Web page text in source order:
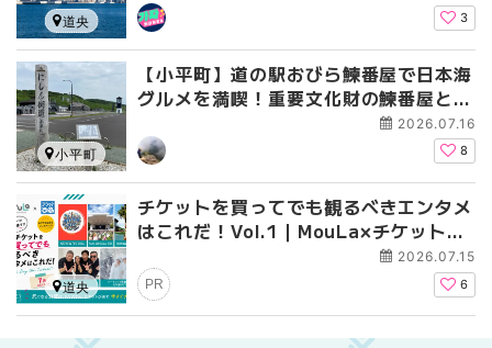
3
道央
【小平町】道の駅おびら鰊番屋で日本海
グルメを満喫！重要文化財の鰊番屋とに
2026.07.16
8
小平町
チケットを買ってでも観るべきエンタメ
はこれだ！Vol.1｜MouLa×チケットぴ
あ -Must Buy the Ticket!!-【2026
年7月】
2026.07.15
PR 6
道央